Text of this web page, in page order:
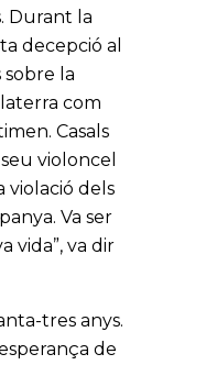
Durant la
decepció al
sobre la
com
Casals
violoncel
violació dels
Va ser
vida”, va dir
tres anys.
de